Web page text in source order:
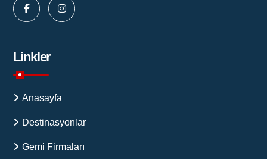
Linkler
Anasayfa
Destinasyonlar
Gemi Firmaları